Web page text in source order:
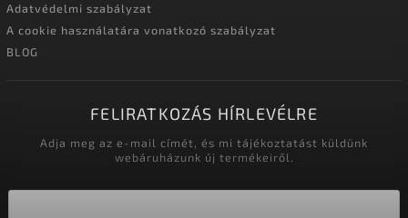
Adatvédelmi szabályzat
A cookie használatára vonatkozó szabályzat
BLOG
FELIRATKOZÁS HÍRLEVÉLRE
Adja meg az e-mail címét, és mi tájékoztatást küldünk
webáruházunk új termékeiről.